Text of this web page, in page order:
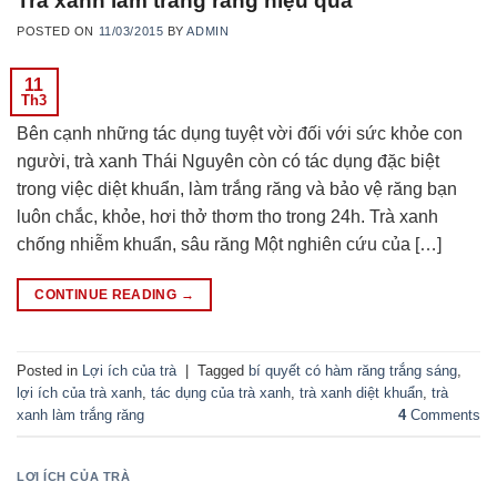
POSTED ON 11/03/2015 BYADMIN
11
Th3
Bên cạnh những tác dụng tuyệt vời đối với sức khỏe con
người, trà xanh Thái Nguyên còn có tác dụng đặc biệt
trong việc diệt khuẩn, làm trắng răng và bảo vệ răng bạn
luôn chắc, khỏe, hơi thở thơm tho trong 24h. Trà xanh
chống nhiễm khuẩn, sâu răng Một nghiên cứu của […]
CONTINUE READING →
Posted in Lợi ích của trà Tagged bí quyết có hàm răng trắng sáng
lợi ích của trà xanh tác dụng của trà xanh trà xanh diệt khuẩn trà
xanh làm trắng răng
4Comments
LỢI ÍCH CỦA TRÀ